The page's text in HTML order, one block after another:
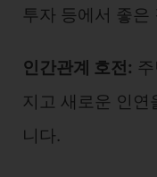
투자 등에서 좋은
인간관계 호전:
지고 새로운 인연
니다.